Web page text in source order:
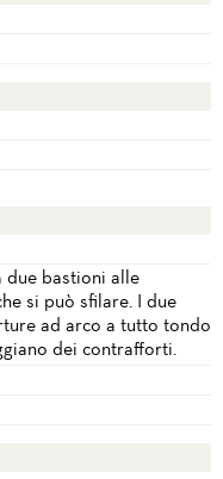
due bastioni alle
si può sfilare. I due
ad arco a tutto tondo
dei contrafforti.